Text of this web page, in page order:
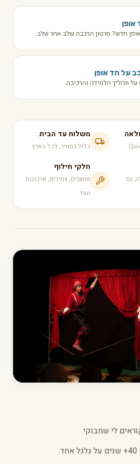
חדש? סרטון הרכבה שלב אחר שלב.
על חד אופן
תהליך הלמידה והרכיבה.
משלוח עד הבית
כלול במחיר, לכל הארץ
גם
חלקי חילוף
מושבים, צמיגים, ארכובות
ועוד
לי שמבוקי.